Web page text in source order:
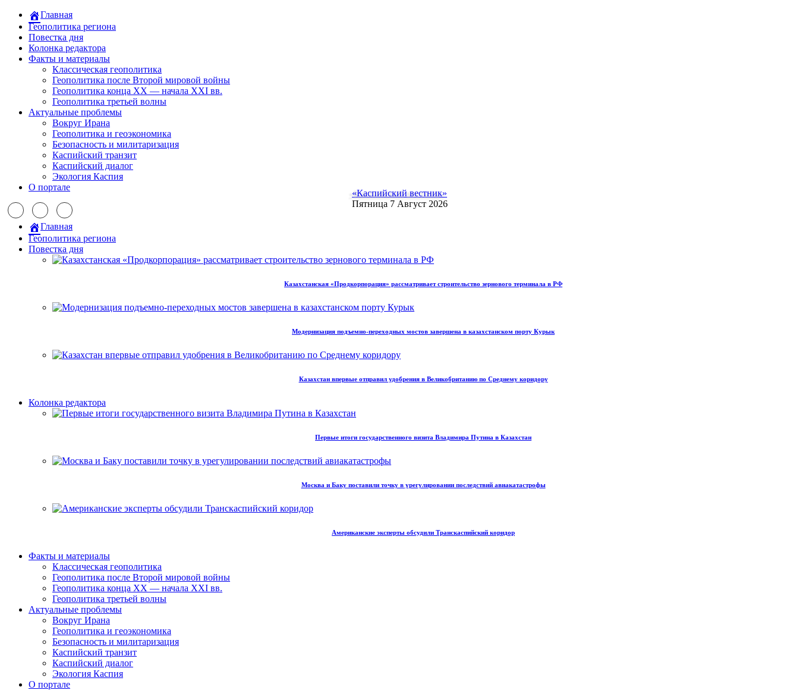
Главная
Геополитика региона
Повестка дня
Колонка редактора
Факты и материалы
Классическая геополитика
Геополитика после Второй мировой войны
Геополитика конца XX — начала XXI вв.
Геополитика третьей волны
Актуальные проблемы
Вокруг Ирана
Геополитика и геоэкономика
Безопасность и милитаризация
Каспийский транзит
Каспийский диалог
Экология Каспия
О портале
«Каспийский вестник»
Пятница 7 Август 2026
Главная
Геополитика региона
Повестка дня
Казахстанская «Продкорпорация» рассматривает строительство зернового терминала в РФ
Модернизация подъемно-переходных мостов завершена в казахстанском порту Курык
Казахстан впервые отправил удобрения в Великобританию по Среднему коридору
Колонка редактора
Первые итоги государственного визита Владимира Путина в Казахстан
Москва и Баку поставили точку в урегулировании последствий авиакатастрофы
Американские эксперты обсудили Транскаспийский коридор
Факты и материалы
Классическая геополитика
Геополитика после Второй мировой войны
Геополитика конца XX — начала XXI вв.
Геополитика третьей волны
Актуальные проблемы
Вокруг Ирана
Геополитика и геоэкономика
Безопасность и милитаризация
Каспийский транзит
Каспийский диалог
Экология Каспия
О портале